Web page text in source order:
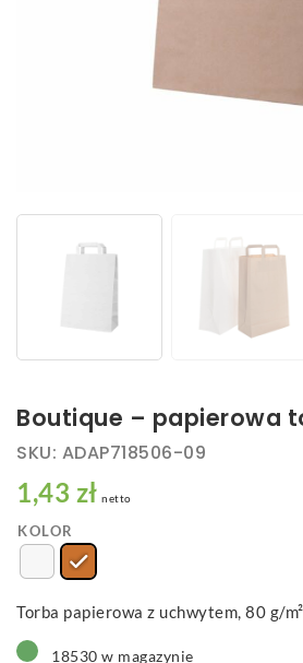
Boutique – papierowa
SKU: ADAP718506-09
1,43 zł netto
KOLOR
Torba papierowa z uchwytem, 80 g/
18530 w magazynie